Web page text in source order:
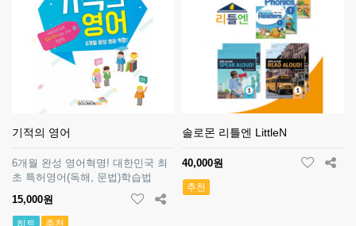
기적의 영어
6개월 완성 영어혁명! 대한민국 최
초 특허영어(독해, 문법)학습법
15,000원
히트 추천
솔로몬 리틀엔 LittleN
40,000원
추천